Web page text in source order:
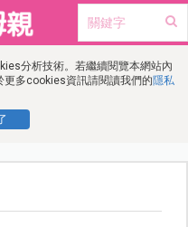
分析技術。若繼續閱覽本網站內
多cookies資訊請閱讀我們的隱私